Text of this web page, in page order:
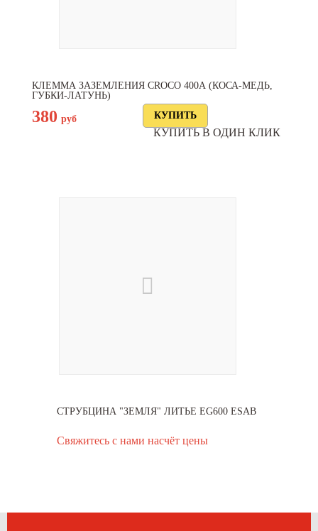
КЛЕММА ЗАЗЕМЛЕНИЯ CROCO 400А (КОСА-МЕДЬ,
ГУБКИ-ЛАТУНЬ)
380 руб
КУПИТЬ В ОДИН КЛИК
СТРУБЦИНА "ЗЕМЛЯ" ЛИТЬЕ EG600 ESAB
Свяжитесь с нами насчёт цены